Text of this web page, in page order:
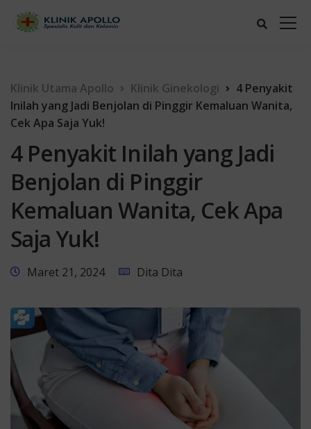
Klinik Utama Apollo Klinik Ginekologi
4 Penyakit
Inilah yang Jadi Benjolan di Pinggir Kemaluan Wanita,
Cek Apa Saja Yuk!
4 Penyakit Inilah yang Jadi
Benjolan di Pinggir
Kemaluan Wanita, Cek Apa
Saja Yuk!
Maret 21, 2024 Dita Dita